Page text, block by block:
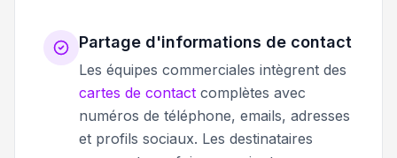
Partage d'informations de contact
Les équipes commerciales intègrent des
cartes de contact complètes avec
numéros de téléphone, emails, adresses
et profils sociaux. Les destinataires